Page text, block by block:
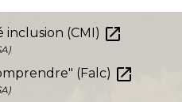
(CMI) open_in_new
(Falc) open_in_new